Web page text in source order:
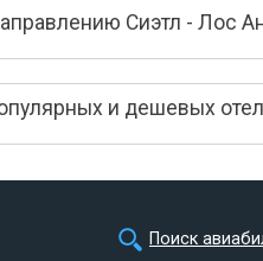
Сиэтл - Лос
и дешевых
Поиск